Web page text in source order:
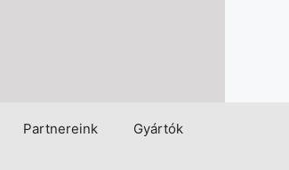
Partnereink Gyártók